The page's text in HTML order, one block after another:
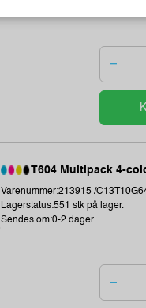
T604 Multipack 4-
Varenummer:213915 /
Lagerstatus:551 stk på lager.
Sendes om:0-2 dager